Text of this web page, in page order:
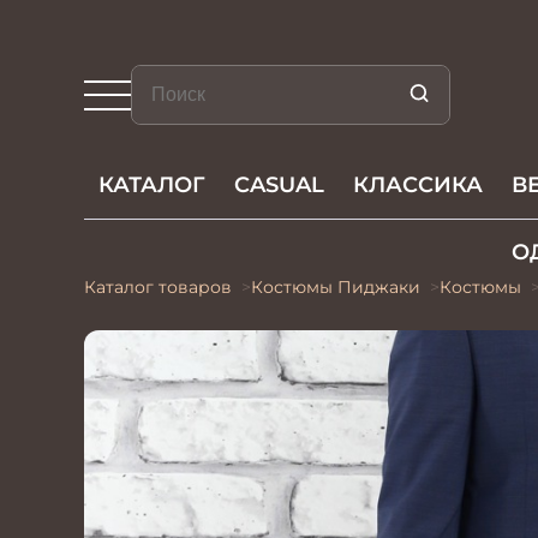
КАТАЛОГ CASUAL КЛАССИКА
Каталог товаров Костюмы Пиджаки Костюмы